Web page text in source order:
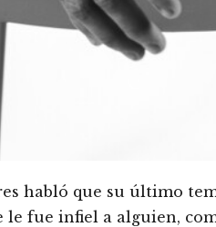
habló que su último
fue infiel a alguien,